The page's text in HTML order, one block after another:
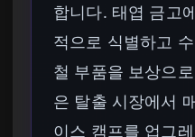
합니다. 태엽 금고
적으로 식별하고
철 부품을 보상으
은 탈출 시장에서
이스 캠프를 업그